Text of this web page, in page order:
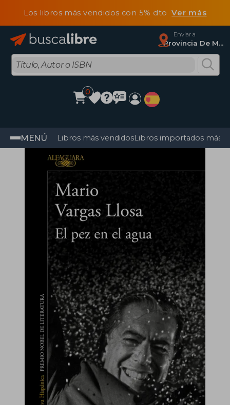
Los libros más vendidos con 5% dtoVer más
Enviar a
Provincia De Madrid
0
MENÚ Libros más vendidosLibros importados más